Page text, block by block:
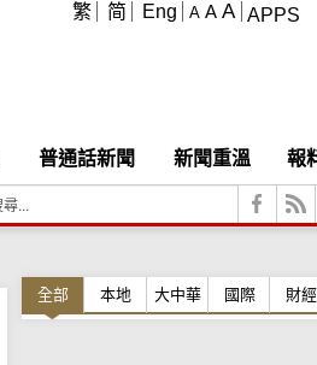
APPS
A A A
繁 简 Eng
普通話新聞 新聞重溫
報
全部 本地 大中華 國際 財經